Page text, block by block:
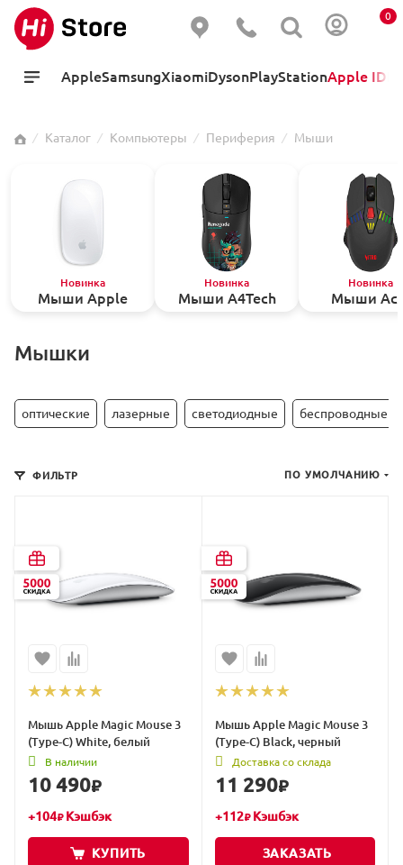
0
AppleSamsungXiaomiDysonPlayStationApple ID
⁄ Каталог ⁄ Компьютеры ⁄ Периферия ⁄ Мыши
Мыши Apple
Новинка
Мыши A4Tech
Новинка
Мыши
Новинка
Мышки
оптические лазерные светодиодные беспроводные
ФИЛЬТР ПО УМОЛЧАНИЮ
Мышь Apple Magic Mouse 3
(Type-C) White, белый
В наличии
10 490₽
+104₽Кэшбэк
КУПИТЬ
Мышь Apple Magic Mouse 3
(Type-C) Black, черный
Доставка со склада
11 290₽
+112₽Кэшбэк
ЗАКАЗАТЬ